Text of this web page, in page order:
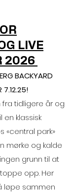
LIVE
2026
BACKYARD
7.12.25!
fra tidligere år og
en klassisk
«central park»
mørke og kalde
grunn til at
opp. Her
løpe sammen